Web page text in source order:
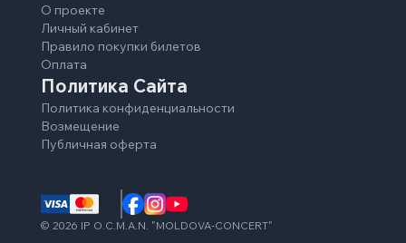
О проекте
Личный кабинет
Правило покупки билетов
Оплата
Политика Сайта
Политика конфиденциальности
Возмещение
Публичная оферта
© 2026 IP O.C.M.A.N. "MOLDOVA-CONCERT"